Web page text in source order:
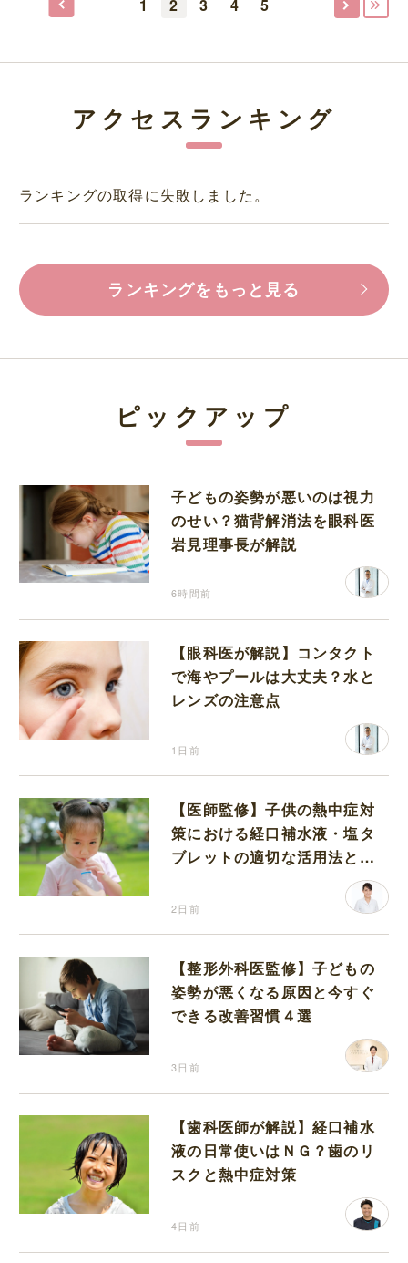
1 2 3 4 5
アクセスランキング
ランキングの取得に失敗しました。
ランキングをもっと見る
ピックアップ
子どもの姿勢が悪いのは視力
のせい？猫背解消法を眼科医
岩見理事長が解説
6時間前
【眼科医が解説】コンタクト
で海やプールは大丈夫？水と
レンズの注意点
1日前
【医師監修】子供の熱中症対
策における経口補水液・塩タ
ブレットの適切な活用法と水
2日前
【整形外科医監修】子どもの
姿勢が悪くなる原因と今すぐ
できる改善習慣４選
3日前
【歯科医師が解説】経口補水
液の日常使いはＮＧ？歯のリ
スクと熱中症対策
4日前